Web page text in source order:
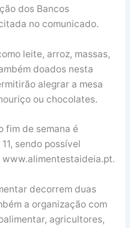
dos Bancos
no comunicado.
leite, arroz, massas,
doados nesta
alegrar a mesa
ou chocolates.
fim de semana é
sendo possível
decorrem duas
a organização com
agricultores,